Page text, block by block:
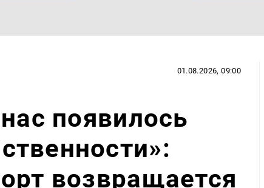
01.08.2026, 09:00
появилось
возвращается